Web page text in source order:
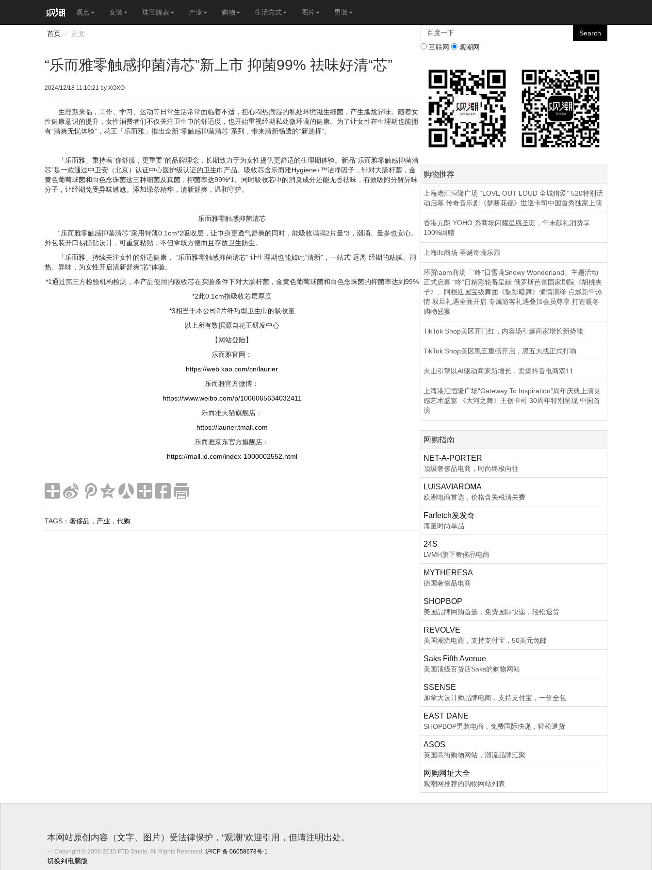
观点 女装 珠宝腕表 产业 购物 生活方式 图片 男装
首页 正文
“乐而雅零触感抑菌清芯”新上市 抑菌99% 祛味好清“芯”
2024/12/18 11:10:21 by XOXO
生理期来临，工作、学习、运动等日常生活常常面临着不适，担心闷热潮湿的私处环境滋生细菌，产生尴尬异味。随着女
性健康意识的提升，女性消费者们不仅关注卫生巾的舒适度，也开始重视经期私处微环境的健康。为了让女性在生理期也能拥
有“清爽无忧体验”，花王「乐而雅」推出全新“零触感抑菌清芯”系列，带来清新畅透的“新选择”。
「乐而雅」秉持着“你舒服，更重要”的品牌理念，长期致力于为女性提供更舒适的生理期体验。新品“乐而雅零触感抑菌清
芯”是一款通过中卫安（北京）认证中心医护级认证的卫生巾产品。吸收芯含乐而雅Hygiene+™洁净因子，针对大肠杆菌，金
黄色葡萄球菌和白色念珠菌这三种细菌及真菌，抑菌率达99%*1。同时吸收芯中的消臭成分还能无香祛味，有效吸附分解异味
分子，让经期免受异味尴尬。添加绿茶精华，清新舒爽，温和守护。
乐而雅零触感抑菌清芯
“乐而雅零触感抑菌清芯”采用特薄0.1cm*2吸收层，让巾身更透气舒爽的同时，能吸收满满2片量*3，潮涌、量多也安心。
外包装开口易撕贴设计，可重复粘贴，不但拿取方便而且存放卫生防尘。
「乐而雅」持续关注女性的舒适健康， “乐而雅零触感抑菌清芯” 让生理期也能如此“清新”，一站式“远离”经期的粘腻、闷
热、异味，为女性开启清新舒爽“芯”体验。
*1通过第三方检验机构检测，本产品使用的吸收芯在实验条件下对大肠杆菌，金黄色葡萄球菌和白色念珠菌的抑菌率达到99%
*2此0.1cm指吸收芯层厚度
*3相当于本公司2片纤巧型卫生巾的吸收量
以上所有数据源自花王研发中心
【网站登陆】
乐而雅官网：
https://web.kao.com/cn/laurier
乐而雅官方微博：
https://www.weibo.com/p/1006065634032411
乐而雅天猫旗舰店：
https://laurier.tmall.com
乐而雅京东官方旗舰店：
https://mall.jd.com/index-1000002552.html
TAGS： 奢侈品 ， 产业 ， 代购
互联网 观潮网
购物推荐
上海港汇恒隆广场 “LOVE OUT LOUD 全城猎爱” 520特别活
动启幕 传奇音乐剧《梦断花都》世巡卡司中国首秀独家上演
香港元朗 YOHO 系商场闪耀星愿圣诞，年末献礼消费享
100%回赠
上海ifc商场 圣诞奇境乐园
环贸iapm商场「“咚”日雪境Snowy Wonderland」主题活动
正式启幕 “咚”日精彩轮番呈献 俄罗斯芭蕾国家剧院《胡桃夹
子》、阿根廷国宝级舞团《魅影暗舞》倾情演绎 点燃新年热
情 双旦礼遇全面开启 专属游客礼遇叠加会员尊享 打造暖冬
购物盛宴
TikTok Shop美区开门红，内容场引爆商家增长新势能
TikTok Shop美区黑五重磅开启，黑五大战正式打响
火山引擎以AI驱动商家新增长，卖爆抖音电商双11
上海港汇恒隆广场“Gateway To Inspiration”周年庆典上演灵
感艺术盛宴 《大河之舞》主创卡司 30周年特别呈现 中国首
演
网购指南
NET-A-PORTER
顶级奢侈品电商，时尚终极向往
LUISAVIAROMA
欧洲电商首选，价格含关税清关费
Farfetch发发奇
海量时尚单品
24S
LVMH旗下奢侈品电商
MYTHERESA
德国奢侈品电商
SHOPBOP
美国品牌网购首选，免费国际快递，轻松退货
REVOLVE
美国潮流电商，支持支付宝，50美元免邮
Saks Fifth Avenue
美国顶级百货店Saks的购物网站
SSENSE
加拿大设计师品牌电商，支持支付宝，一价全包
EAST DANE
SHOPBOP男装电商，免费国际快递，轻松退货
ASOS
英国高街购物网站，潮流品牌汇聚
网购网址大全
观潮网推荐的购物网站列表
本网站原创内容（文字、图片）受法律保护，"观潮"欢迎引用，但请注明出处。
Copyright © 2006-2015 FTD Studio. All Rights Reserved. 沪ICP 备 06058678号-1
切换到电脑版